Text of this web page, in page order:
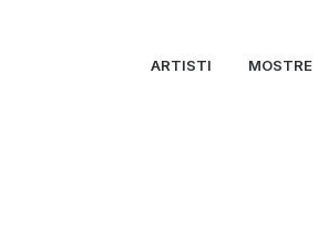
ARTISTI MOSTRE